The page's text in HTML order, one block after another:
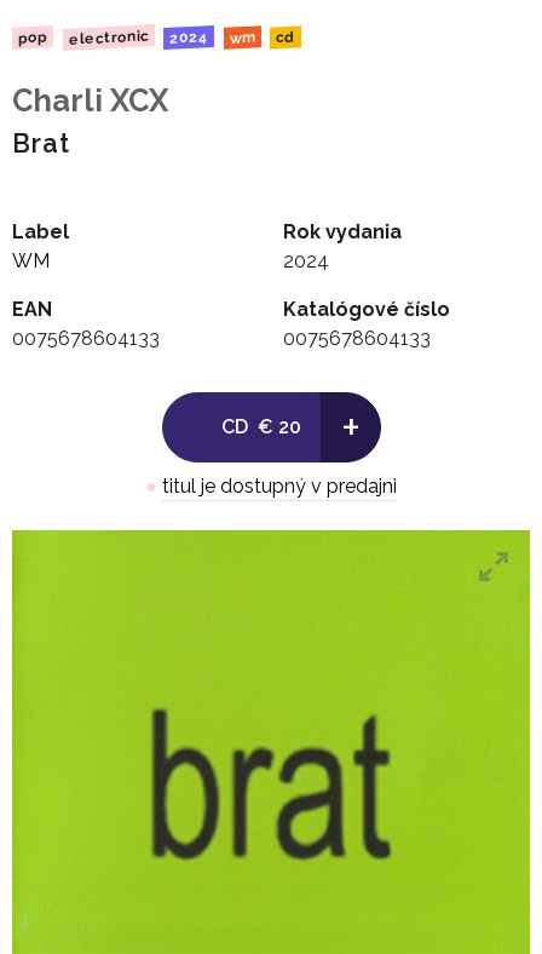
pop electronic 2024 wm cd
Charli XCX
Brat
Label
WM
Rok vydania
2024
EAN
0075678604133
Katalógové číslo
0075678604133
CD € 20 +
● titul je dostupný v predajni